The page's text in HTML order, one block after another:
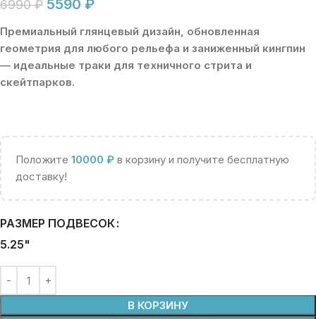
6990₽ 5590 ₽
Премиальный глянцевый дизайн, обновленная
геометрия для любого рельефа и заниженный кингпин
— идеальные траки для техничного стрита и
скейтпарков.
Положите 10000 ₽ в корзину и получите бесплатную
доставку!
РАЗМЕР ПОДВЕСОК
5.25"
В КОРЗИНУ